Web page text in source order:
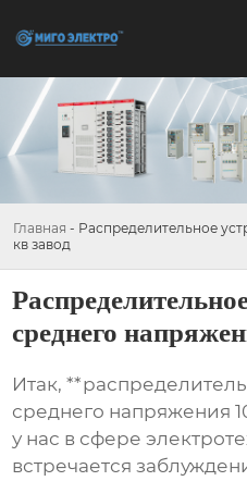
Главная - Распределительное
кв завод
среднего
Итак,
среднего напряжения
у нас в сфере
встречается